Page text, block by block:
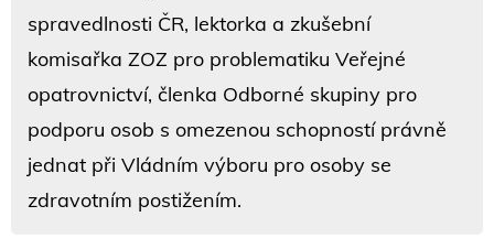
spravedlnosti ČR, lektorka a zkušební
komisařka ZOZ pro problematiku Veřejné
opatrovnictví, členka Odborné skupiny pro
podporu osob s omezenou schopností právně
jednat při Vládním výboru pro osoby se
zdravotním postižením.